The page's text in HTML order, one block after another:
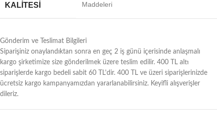
KALITESI
Maddeleri
Gönderim ve Teslimat Bilgileri
Siparişiniz onaylandıktan sonra en geç 2 iş günü içerisinde anlaşmalı
kargo şirketimize size gönderilmek üzere teslim edilir. 400 TL altı
siparişlerde kargo bedeli sabit 60 TL'dir. 400 TL ve üzeri siparişlerinizde
ücretsiz kargo kampanyamızdan yararlanabilirsiniz. Keyifli alışverişler
dileriz.